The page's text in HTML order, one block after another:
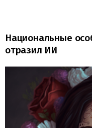
Национальные
отразил ИИ